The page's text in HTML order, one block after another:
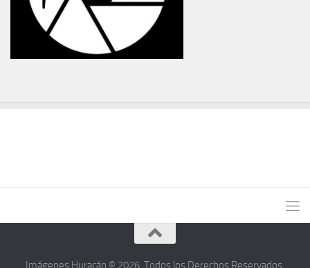
Imágenes Huracán © 2026. Todos los Derechos Reservados.